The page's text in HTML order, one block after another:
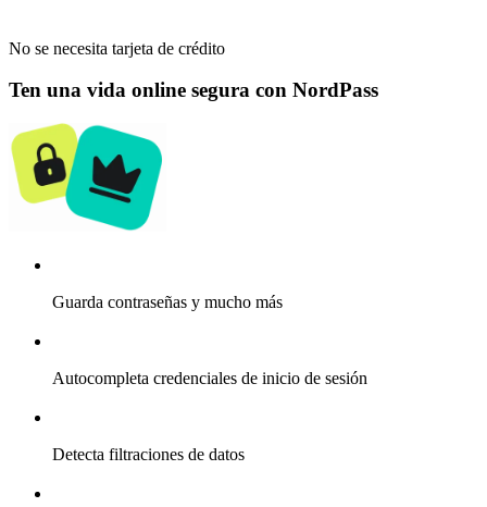
No se necesita tarjeta de crédito
Ten una vida online segura con NordPass
Guarda contraseñas y mucho más
Autocompleta credenciales de inicio de sesión
Detecta filtraciones de datos